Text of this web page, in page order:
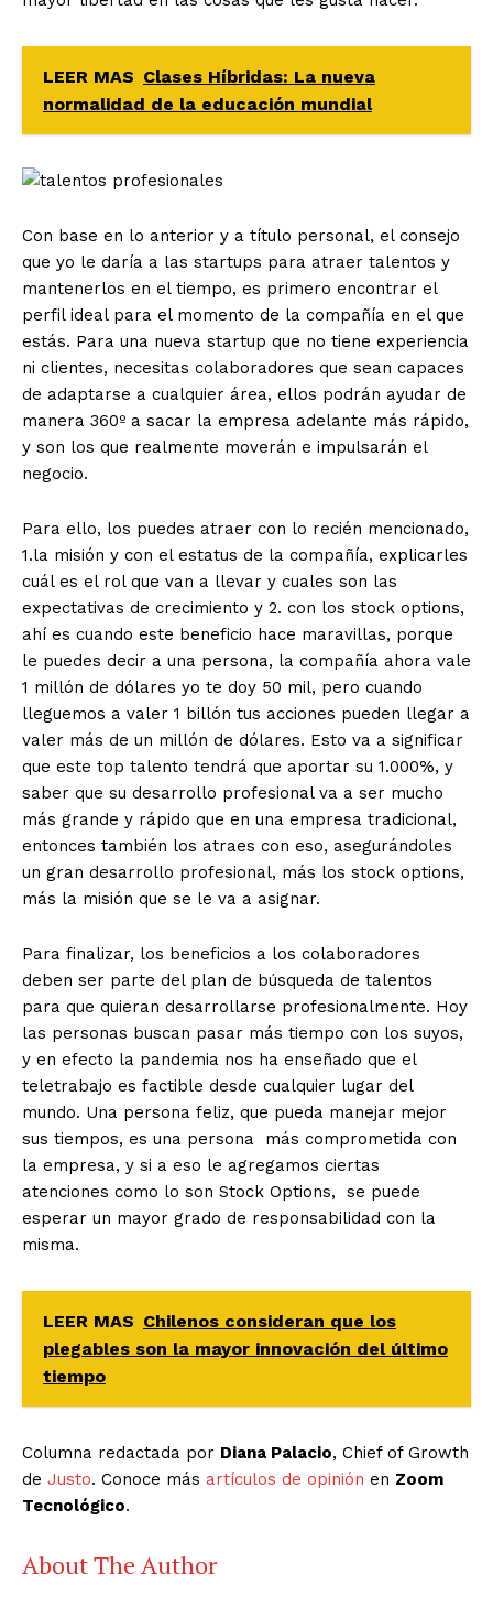
LEER MAS Clases Híbridas: La nueva
normalidad de la educación mundial
Con base en lo anterior y a título personal, el consejo
que yo le daría a las startups para atraer talentos y
mantenerlos en el tiempo, es primero encontrar el
perfil ideal para el momento de la compañía en el que
estás. Para una nueva startup que no tiene experiencia
ni clientes, necesitas colaboradores que sean capaces
de adaptarse a cualquier área, ellos podrán ayudar de
manera 360º a sacar la empresa adelante más rápido,
y son los que realmente moverán e impulsarán el
negocio.
Para ello, los puedes atraer con lo recién mencionado,
1.la misión y con el estatus de la compañía, explicarles
cuál es el rol que van a llevar y cuales son las
expectativas de crecimiento y 2. con los stock options,
ahí es cuando este beneficio hace maravillas, porque
le puedes decir a una persona, la compañía ahora vale
1 millón de dólares yo te doy 50 mil, pero cuando
lleguemos a valer 1 billón tus acciones pueden llegar a
valer más de un millón de dólares. Esto va a significar
que este top talento tendrá que aportar su 1.000%, y
saber que su desarrollo profesional va a ser mucho
más grande y rápido que en una empresa tradicional,
entonces también los atraes con eso, asegurándoles
un gran desarrollo profesional, más los stock options,
más la misión que se le va a asignar.
Para finalizar, los beneficios a los colaboradores
deben ser parte del plan de búsqueda de talentos
para que quieran desarrollarse profesionalmente. Hoy
las personas buscan pasar más tiempo con los suyos,
y en efecto la pandemia nos ha enseñado que el
teletrabajo es factible desde cualquier lugar del
mundo. Una persona feliz, que pueda manejar mejor
sus tiempos, es una persona más comprometida con
la empresa, y si a eso le agregamos ciertas
atenciones como lo son Stock Options, se puede
esperar un mayor grado de responsabilidad con la
misma.
LEER MAS Chilenos consideran que los
plegables son la mayor innovación del último
tiempo
Columna redactada por Diana Palacio, Chief of Growth
de Justo. Conoce más artículos de opinión en Zoom
Tecnológico.
About The Author